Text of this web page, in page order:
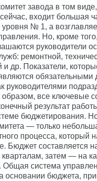
завода в том
входит большая
уровня № 1, а
Но, кроме
руководители
ремонтной,
и др. Показатели,
обязательными
руководителями
все ключевые
результат
бюджетирования.
— только
процесса, который
Бюджет составляется
кварталам, затем — на
Общая система
основании бюджета,